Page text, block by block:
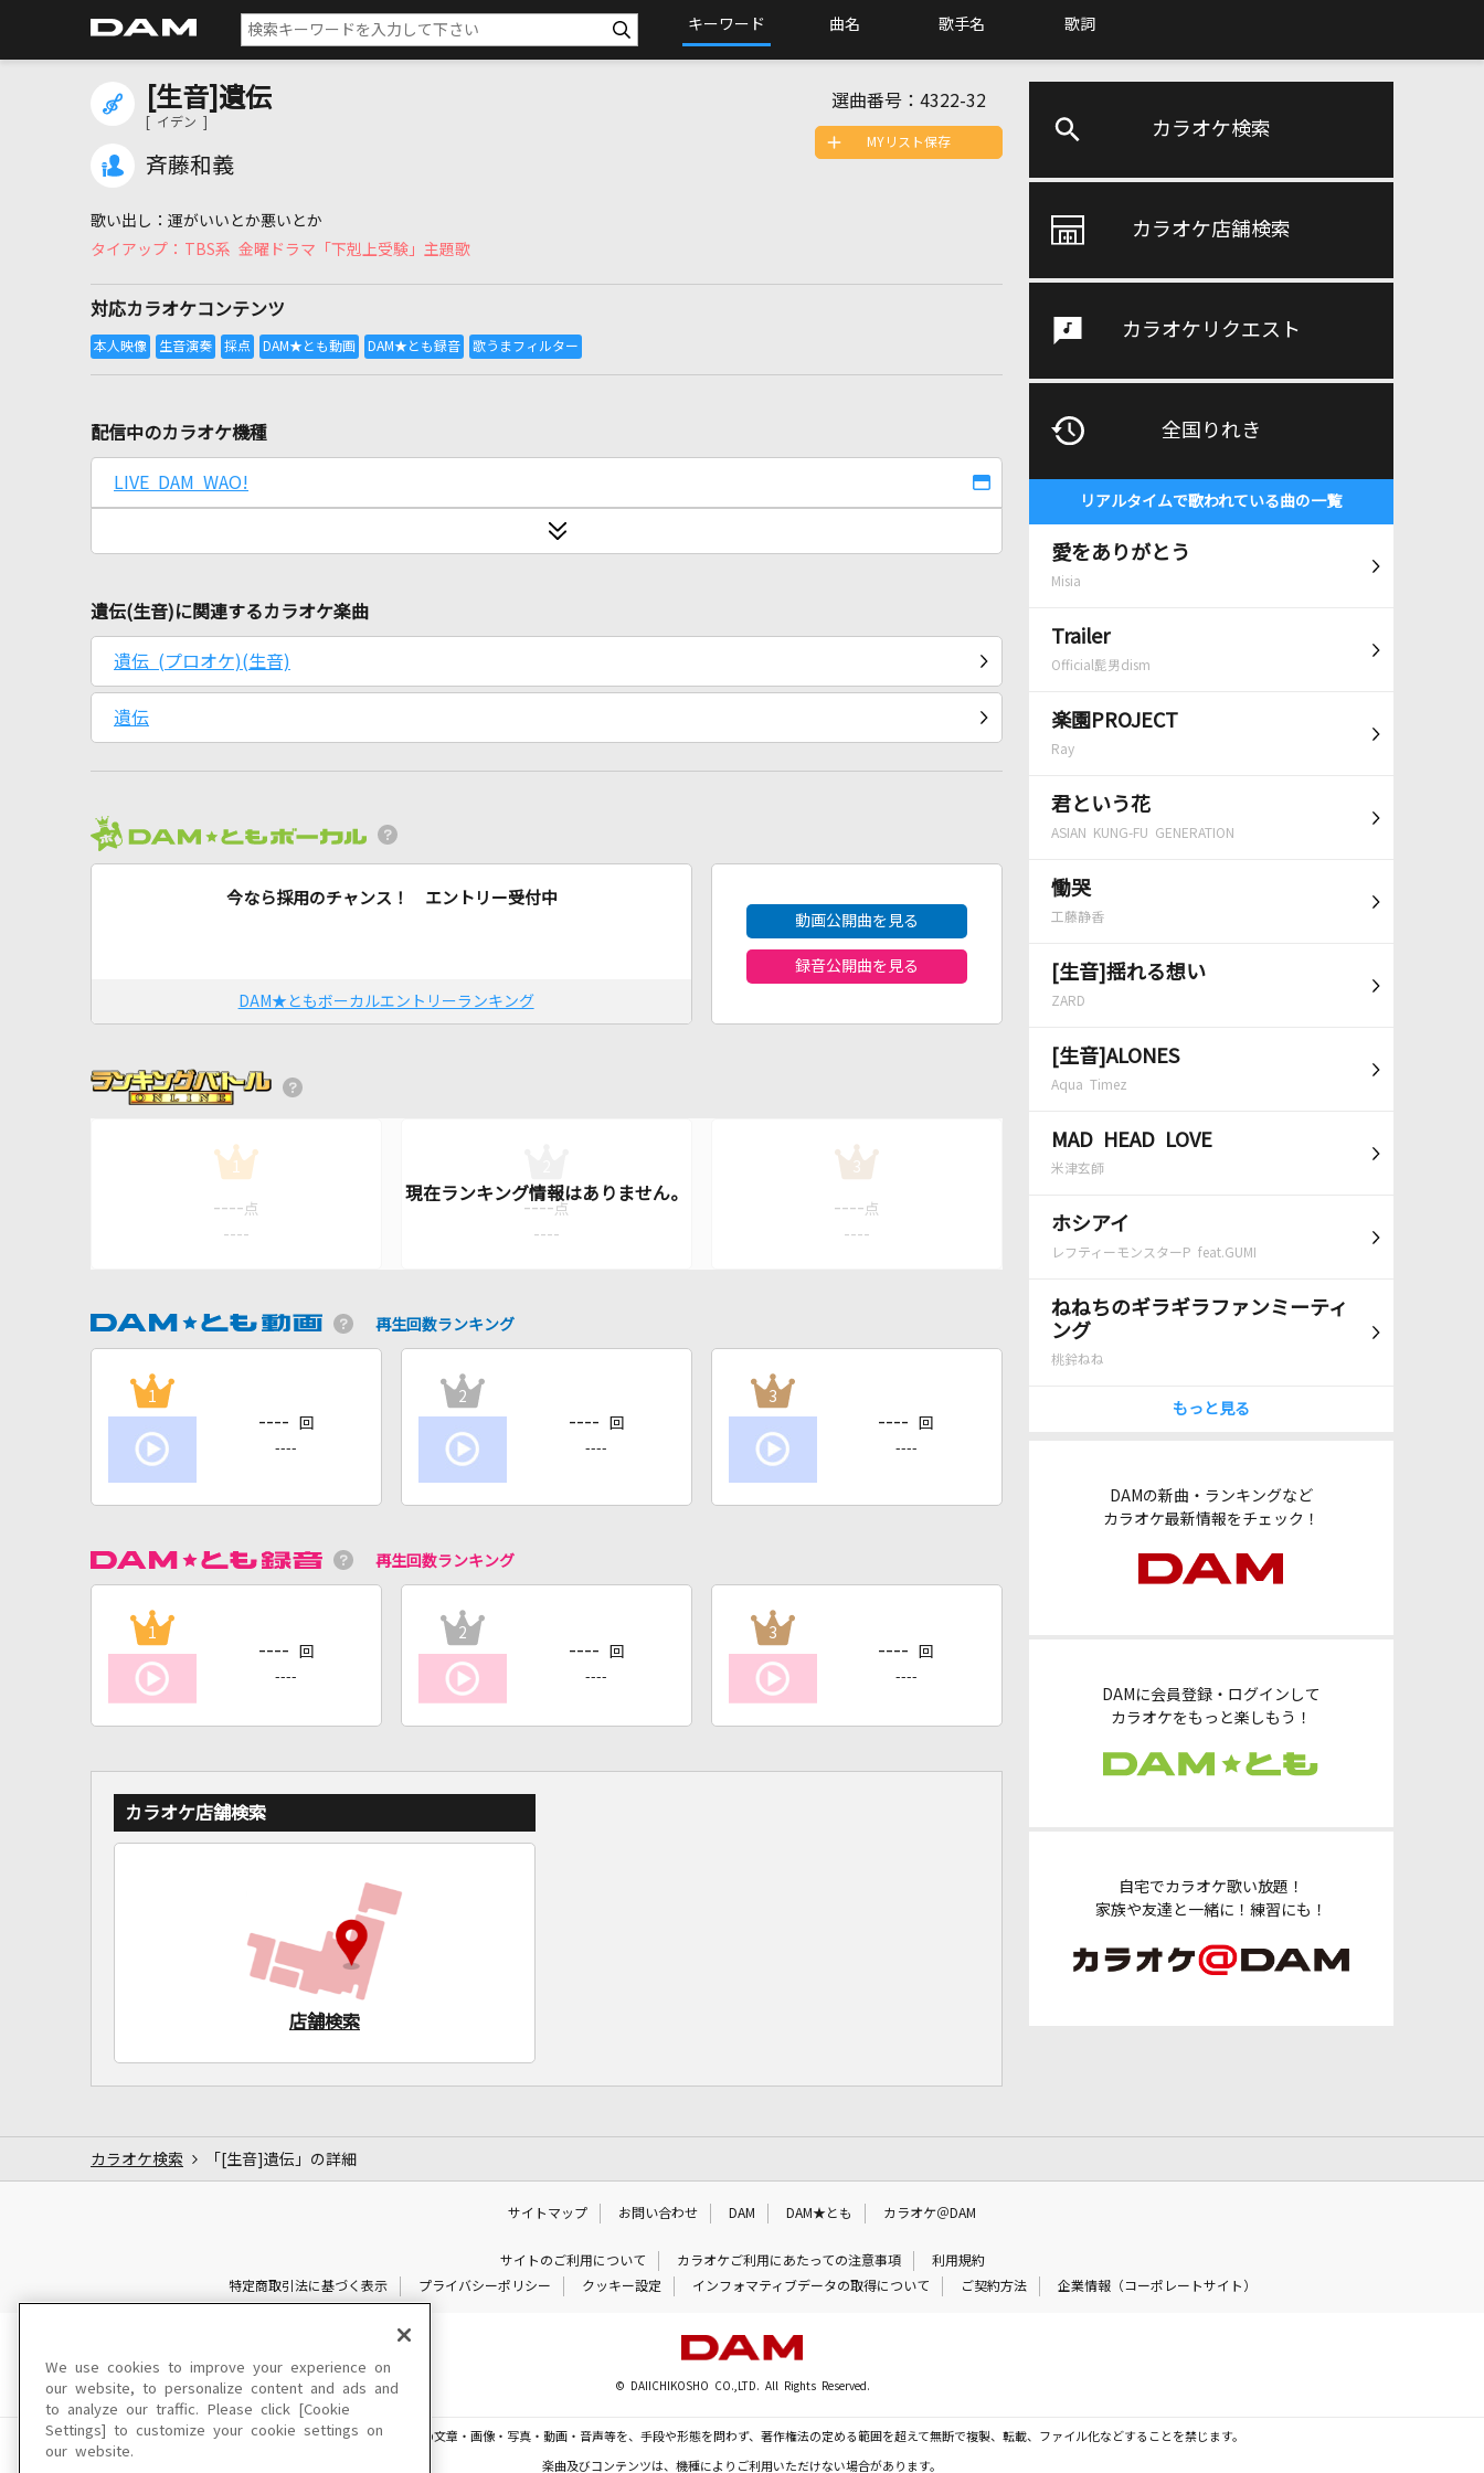
キーワード 曲名 歌手名 歌詞
カラオケ検索
カラオケ店舗検索
カラオケリクエスト
全国りれき
リアルタイムで歌われている曲の一覧
愛をありがとう
Misia
Trailer
Official髭男dism
楽園PROJECT
Ray
君という花
ASIAN KUNG-FU GENERATION
慟哭
工藤静香
[生音]揺れる想い
ZARD
[生音]ALONES
Aqua Timez
MAD HEAD LOVE
米津玄師
ホシアイ
レフティーモンスターP feat.GUMI
ねねちのギラギラファンミーティ
ング
桃鈴ねね
もっと見る
DAMの新曲・ランキングなど
カラオケ最新情報をチェック！
DAMに会員登録・ログインして
カラオケをもっと楽しもう！
自宅でカラオケ歌い放題！
家族や友達と一緒に！練習にも！
[生音]遺伝
[ イデン ]
斉藤和義
選曲番号： 4322-32
運がいいとか悪いとか
TBS系 金曜ドラマ「下剋上受験」主題歌
対応カラオケコンテンツ
MYリスト保存
配信中のカラオケ機種
LIVE DAM WAO!
遺伝(生音)に関連するカラオケ楽曲
遺伝 (プロオケ)(生音)
遺伝
今なら採用のチャンス！ エントリー受付中
DAM★ともボーカルエントリーランキング
動画公開曲を見る
録音公開曲を見る
1
---- 点
----
---- 点
----
3
---- 点
----
再生回数ランキング
1
---- 回
----
2
---- 回
----
3
---- 回
----
再生回数ランキング
1
---- 回
----
2
---- 回
----
3
---- 回
----
カラオケ店舗検索
店舗検索
カラオケ検索 「[生音]遺伝」の詳細
サイトマップ お問い合わせ DAM DAM★とも カラオケ＠DAM
サイトのご利用について カラオケご利用にあたっての注意事項
利用規約
特定商取引法に基づく表示
プライバシーポリシー クッキー設定 インフォマティブデータの取得について ご契約方法 企業情報（コーポレートサイト）
© DAIICHIKOSHO CO.,LTD. All Rights Reserved.
このサイトに掲載されている一切の文章・画像・写真・動画・音声等を、手段や形態を問わず、著作権法の定める範囲を超えて無断で複製、転載、ファイル化などすることを禁じます。
楽曲及びコンテンツは、機種によりご利用いただけない場合があります。
We use cookies to improve your experience on
our website, to personalize content and ads and
to analyze our traffic. Please click [Cookie
Settings] to customize your cookie settings on
our website.